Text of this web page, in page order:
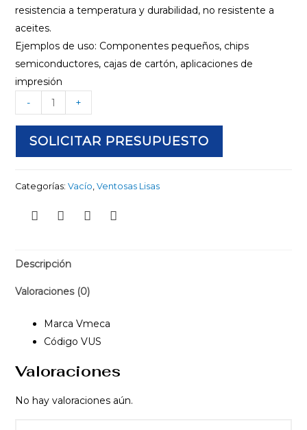
resistencia a temperatura y durabilidad, no resistente a
aceites.
Ejemplos de uso: Componentes pequeños, chips
semiconductores, cajas de cartón, aplicaciones de
impresión
-
+
SOLICITAR PRESUPUESTO
Categorías: Vacío, Ventosas Lisas
Descripción
Valoraciones (0)
Marca Vmeca
Código VUS
Valoraciones
No hay valoraciones aún.